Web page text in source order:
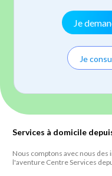
Je
Je
Services à domicile
Nous comptons avec nous
l'aventure Centre Services